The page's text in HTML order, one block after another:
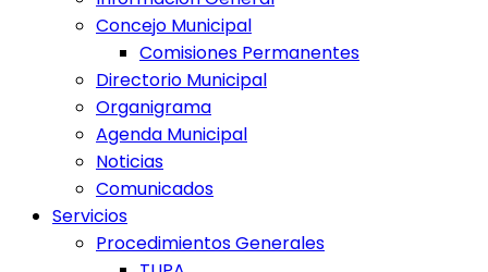
Concejo Municipal
Comisiones Permanentes
Directorio Municipal
Organigrama
Agenda Municipal
Noticias
Comunicados
Servicios
Procedimientos Generales